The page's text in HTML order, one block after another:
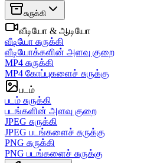
சுருக்கி
வீடியோ & ஆடியோ
வீடியோ சுருக்கி
வீடியோக்களின் அளவு குறை
MP4 சுருக்கி
MP4 கோப்புகளைச் சுருக்கு
படம்
படம் சுருக்கி
படங்களின் அளவு குறை
JPEG சுருக்கி
JPEG படங்களைச் சுருக்கு
PNG சுருக்கி
PNG படங்களைச் சுருக்கு